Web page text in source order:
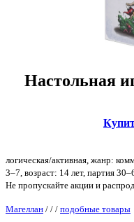
Настольная
логическая/активная, жанр:
3–7, возраст: 14 лет, партия
Не пропускайте акции и
Магеллан / / / подобные товары